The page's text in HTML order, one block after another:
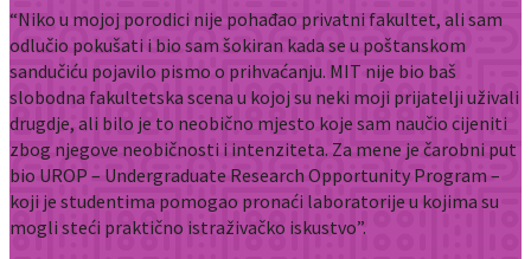
“Niko u mojoj porodici nije pohađao privatni fakultet, ali sam
odlučio pokušati i bio sam šokiran kada se u poštanskom
sandučiću pojavilo pismo o prihvaćanju. MIT nije bio baš
slobodna fakultetska scena u kojoj su neki moji prijatelji uživali
drugdje, ali bilo je to neobično mjesto koje sam naučio cijeniti
zbog njegove neobičnosti i intenziteta. Za mene je čarobni put
bio UROP – Undergraduate Research Opportunity Program –
koji je studentima pomogao pronaći laboratorije u kojima su
mogli steći praktično istraživačko iskustvo”.